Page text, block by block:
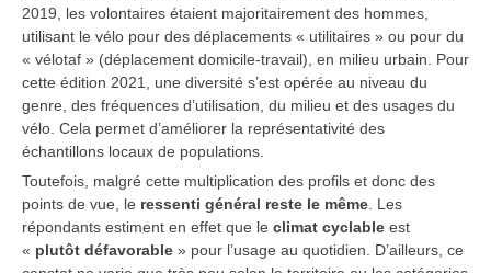
2019, les volontaires étaient majoritairement des hommes,
utilisant le vélo pour des déplacements « utilitaires » ou pour du
« vélotaf » (déplacement domicile-travail), en milieu urbain. Pour
cette édition 2021, une diversité s’est opérée au niveau du
genre, des fréquences d’utilisation, du milieu et des usages du
vélo. Cela permet d’améliorer la représentativité des
échantillons locaux de populations.
Toutefois, malgré cette multiplication des profils et donc des
points de vue, le ressenti général reste le même . Les
répondants estiment en effet que le climat cyclable est
« plutôt défavorable » pour l’usage au quotidien. D’ailleurs, ce